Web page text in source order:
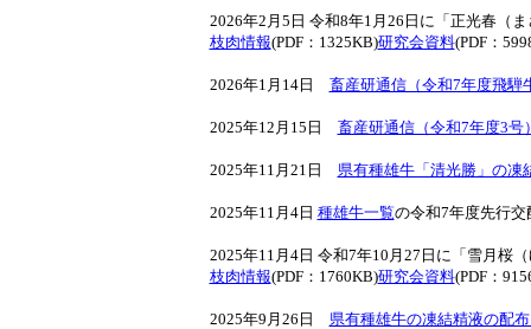
2026年2月5日 令和8年1月26日に「正光春（
枝肉情報(PDF：1325KB)研究会資料(PDF：
2026年1月14日 畜産研通信（令和7年度飛騨
2025年12月15日 畜産研通信（令和7年度3号
2025年11月21日 県有種雄牛「清光勝」の凍
2025年11月4日 種雄牛一覧の令和7年度先行
2025年11月4日 令和7年10月27日に「雪月桜
枝肉情報(PDF：1760KB)研究会資料(PDF：
2025年9月26日 県有種雄牛の凍結精液の配